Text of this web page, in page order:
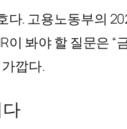
. 고용노동부의
봐야 할 질문은 “
깝다.